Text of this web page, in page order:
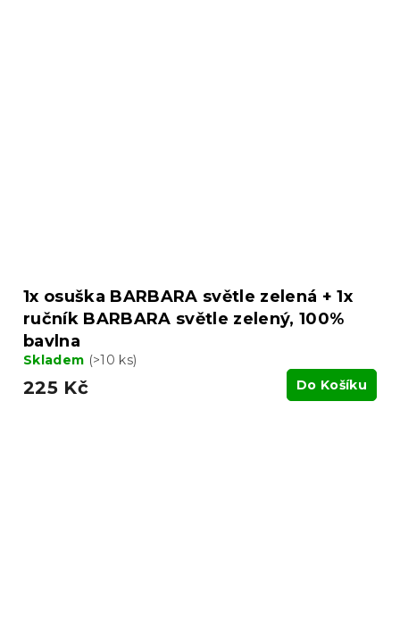
1x osuška BARBARA světle zelená + 1x
ručník BARBARA světle zelený, 100%
bavlna
Skladem (>10 ks)
225 Kč Do Košíku